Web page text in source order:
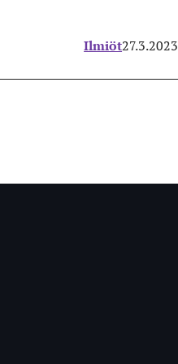
Ilmiöt27.3.2023